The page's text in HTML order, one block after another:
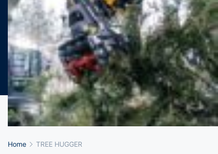
Breadcrumb-Navigation
Home TREE HUGGER